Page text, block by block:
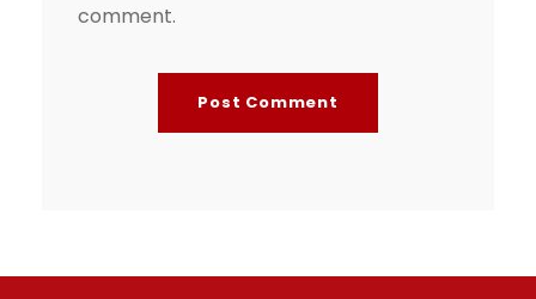
comment.